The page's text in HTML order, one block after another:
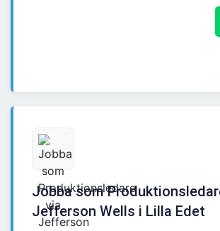
Jobba som
Jefferson Wells i Lilla Edet